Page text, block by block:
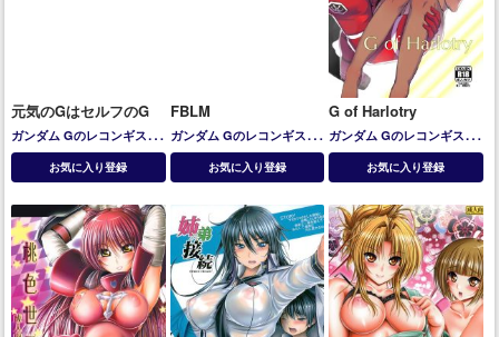
元気のGはセルフのG
ガンダム Gのレコンギスタ
ノレド・ナグラライヤ・マ
ンディ
お気に入り登録
FBLM
ガンダム Gのレコンギスタ
バララ・ペオールマニィ・
アンバサダお気に入り登録
G of Harlotry
ガンダム Gのレコンギスタ
ラライヤ・マンディ
お気に入り登録